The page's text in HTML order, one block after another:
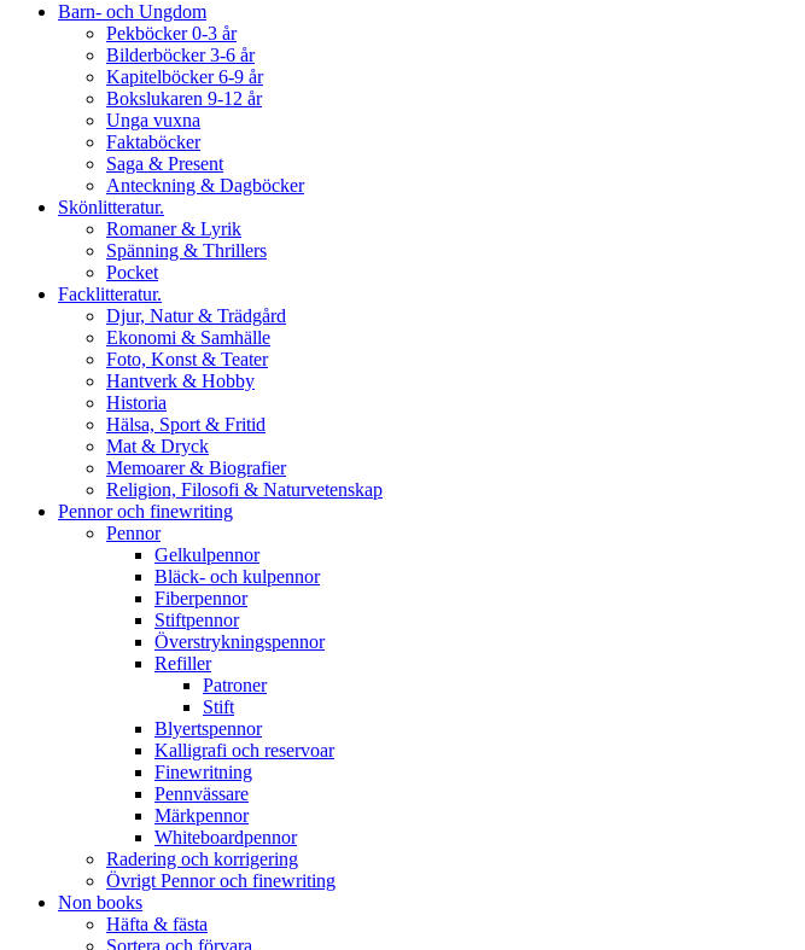
Barn- och Ungdom
Pekböcker 0-3 år
Bilderböcker 3-6 år
Kapitelböcker 6-9 år
Bokslukaren 9-12 år
Unga vuxna
Faktaböcker
Saga & Present
Anteckning & Dagböcker
Skönlitteratur.
Romaner & Lyrik
Spänning & Thrillers
Pocket
Facklitteratur.
Djur, Natur & Trädgård
Ekonomi & Samhälle
Foto, Konst & Teater
Hantverk & Hobby
Historia
Hälsa, Sport & Fritid
Mat & Dryck
Memoarer & Biografier
Religion, Filosofi & Naturvetenskap
Pennor och finewriting
Pennor
Gelkulpennor
Bläck- och kulpennor
Fiberpennor
Stiftpennor
Överstrykningspennor
Refiller
Patroner
Stift
Blyertspennor
Kalligrafi och reservoar
Finewritning
Pennvässare
Märkpennor
Whiteboardpennor
Radering och korrigering
Övrigt Pennor och finewriting
Non books
Häfta & fästa
Sortera och förvara